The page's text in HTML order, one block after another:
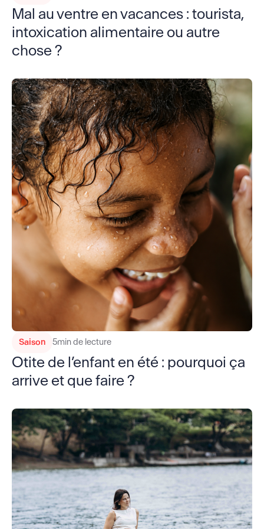
Mal au ventre en vacances : tourista,
intoxication alimentaire ou autre
chose ?
Saison 5min de lecture
Otite de l’enfant en été : pourquoi ça
arrive et que faire ?